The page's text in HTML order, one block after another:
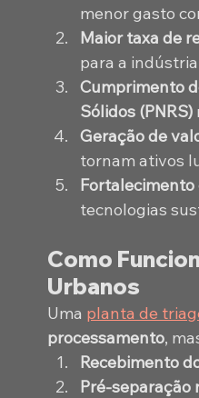
menor gasto
Maior taxa de
para a
Cumprimento
Sólidos (PNRS)
Geração de
tornam ativos
tecnologias
Como
Urbanos
Uma planta de
processamento,
Recebimento
Pré-separação